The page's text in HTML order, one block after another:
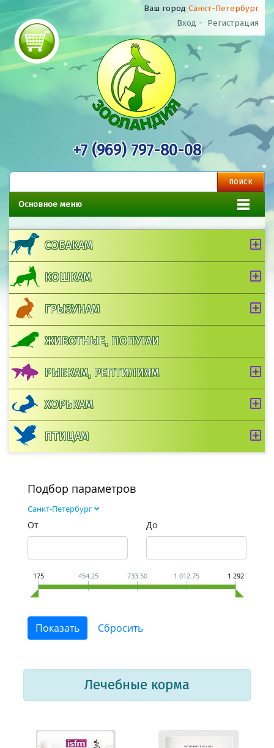
Ваш город Санкт-Петербург
Вход - Регистрация
+7 (969) 797-80-08
Основное меню
СОБАКАМ
КОШКАМ
ГРЫЗУНАМ
ЖИВОТНЫЕ, ПОПУГАИ
РЫБКАМ, РЕПТИЛИЯМ
ХОРЬКАМ
ПТИЦАМ
Подбор параметров
Санкт-Петербург
От До
175 454.25 733.50 1 012.75 1 292
Лечебные корма